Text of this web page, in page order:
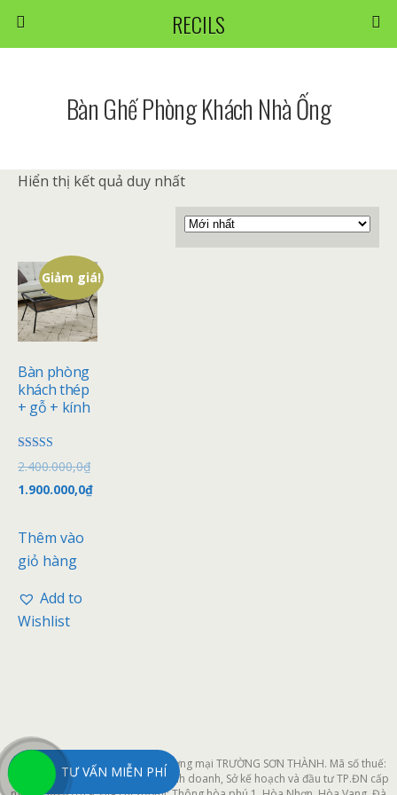
RECILS
Bàn Ghế Phòng Khách Nhà Ống
Hiển thị kết quả duy nhất
Giảm giá!
Bàn phòng
khách thép
+ gỗ + kính
Được xếp
hạng
4.00
5 sao
2.400.000,0₫
1.900.000,0₫
Thêm vào
giỏ hàng
Add to
Wishlist
Công ty cổ phần xây dựng và thương mại TRƯỜNG SƠN THÀNH. Mã số thuế:
0401964611 do Phòng đăng ký kinh doanh, Sở kế hoạch và đầu tư TP.ĐN cấp
TƯ VẤN MIỄN PHÍ